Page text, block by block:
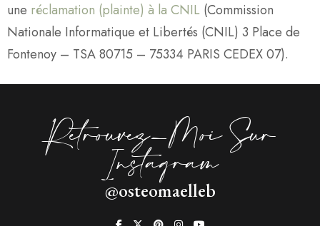
une réclamation (plainte) à la CNIL (Commission
Nationale Informatique et Libertés (CNIL) 3 Place de
Fontenoy – TSA 80715 – 75334 PARIS CEDEX 07).
Retrouvez-Moi Sur
Instagram
@osteomaelleb